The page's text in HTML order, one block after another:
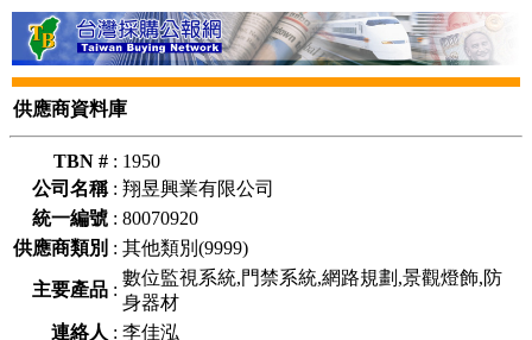
供應商資料庫
TBN # : 1950
公司名稱: 翔昱興業有限公司
統一編號 : 80070920
供應商類別 : 其他類別(9999)
主要產品 :
數位監視系統,門禁系統,網路規劃,景觀燈飾,防
身器材
連絡人 : 李佳泓